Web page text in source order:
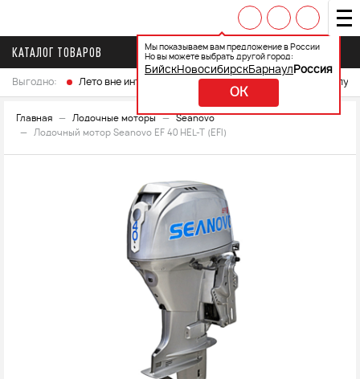
Мы показываем вам предложение в России
Но вы можете выбрать другой город:
БийскНовосибирскБарнаул Россия
OK
КАТАЛОГ ТОВАРОВ
Выгодно: Лето вне интренета Выберите свой мотоцикл и
Главная Лодочные моторы
Seanovo
Лодочный мотор Seanovo EF 40 HEL-T (EFI)